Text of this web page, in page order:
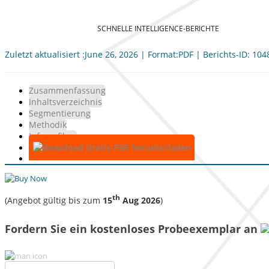
SCHNELLE INTELLIGENCE-BERICHTE
Zuletzt aktualisiert :June 26, 2026 | Format:PDF | Berichts-ID:
Zusammenfassung
Inhaltsverzeichnis
Segmentierung
Methodik
Infografiken
Gratis-PDF herunterladen
(Angebot gültig bis zum 15th Aug 2026)
Fordern Sie ein kostenloses Probeexemplar an